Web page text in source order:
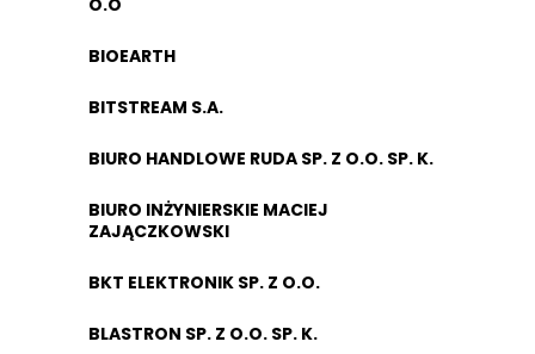
O.O
BIOEARTH
BITSTREAM S.A.
BIURO HANDLOWE RUDA SP. Z O.O. SP. K.
BIURO INŻYNIERSKIE MACIEJ
ZAJĄCZKOWSKI
BKT ELEKTRONIK SP. Z O.O.
BLASTRON SP. Z O.O. SP. K.